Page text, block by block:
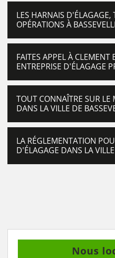
LES HARNAIS D'ÉLAGAGE,
OPÉRATIONS À
FAITES APPEL À CLEMENT
ENTREPRISE D'ÉLAGAGE
TOUT CONNAÎTRE SUR LE
DANS LA VILLE DE
LA RÉGLEMENTATION
D'ÉLAGAGE DANS LA
Nous